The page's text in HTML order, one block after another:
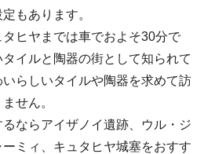
もあります。
ヒヤまでは車でおよそ30分で
イルと陶器の街として知られて
らしいタイルや陶器を求めて訪
せん。
ならアイザノイ遺跡、ウル・ジ
ミィ、キュタヒヤ城塞をおすす